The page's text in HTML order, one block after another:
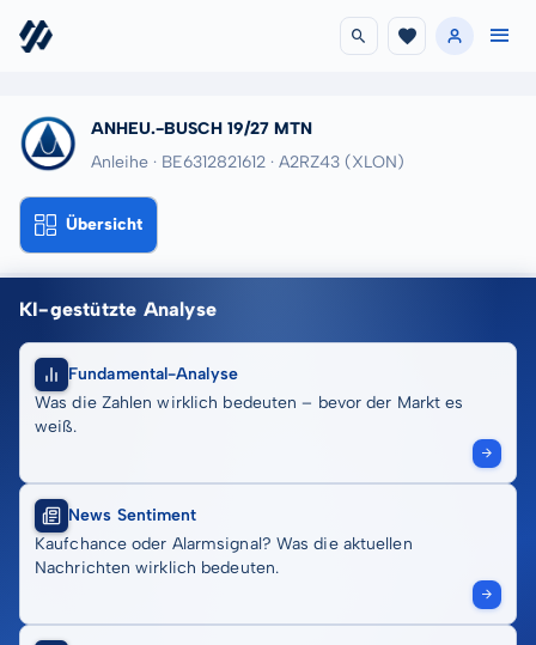
ANHEU.-BUSCH 19/27 MTN
Anleihe · BE6312821612 · A2RZ43 (XLON)
Übersicht
KI-gestützte Analyse
Fundamental-Analyse
Was die Zahlen wirklich bedeuten – bevor der Markt es
weiß.
News Sentiment
Kaufchance oder Alarmsignal? Was die aktuellen
Nachrichten wirklich bedeuten.